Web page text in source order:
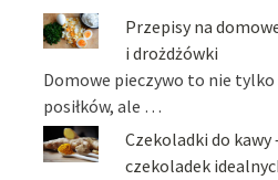
Przepisy na
i drożdżówki
Domowe pieczywo to nie
posiłków, ale …
Czekoladki do
czekoladek